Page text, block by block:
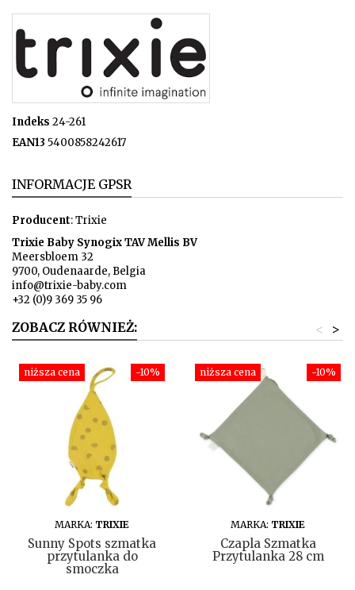
Indeks 24-261
EAN13 5400858242617
INFORMACJE GPSR
Producent: Trixie
Trixie Baby Synogix TAV Mellis BV
Meersbloem 32
9700, Oudenaarde, Belgia
info@trixie-baby.com
+32 (0)9 369 35 96
ZOBACZ RÓWNIEŻ: >
<
-10%
niższa cena
DO KOSZYKA
MARKA: TRIXIE
Sunny Spots szmatka
przytulanka do
smoczka
-10%
niższa cena
DO KOSZYKA
MARKA: TRIXIE
Czapla Szmatka
Przytulanka 28 cm